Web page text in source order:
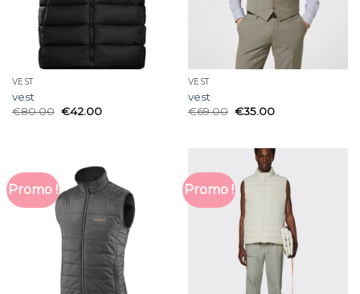
VEST
vest
€80.00 €42.00
VEST
vest
€69.00 €35.00
Promo ! Promo !